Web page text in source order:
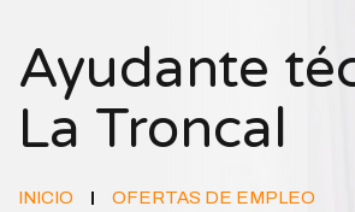
Ayudante
La Troncal
INICIO
OFERTAS DE EMPLEO